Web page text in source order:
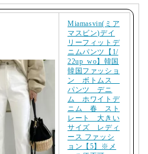
Miamasvin(ミア
マスビン)デイ
リーフィットデ
ニムパンツ【1/
22up_wo】韓国
韓国ファッショ
ン ボトムス
パンツ デニ
ム ホワイトデ
ニム 春 スト
レート 大きい
サイズ レディ
ース ファッシ
ョン【5】※メ